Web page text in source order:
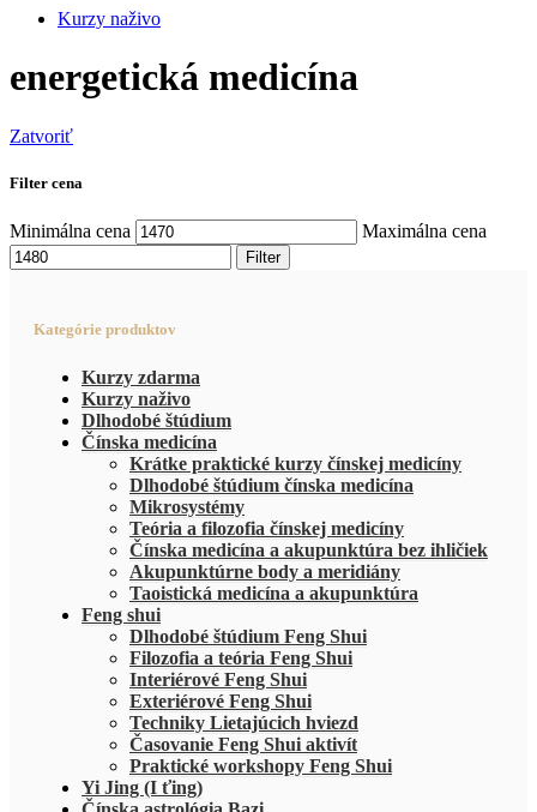
Kurzy naživo
energetická medicína
Zatvoriť
Filter cena
Minimálna cena Maximálna cena
Filter
Kategórie produktov
Kurzy zdarma
Kurzy naživo
Dlhodobé štúdium
Čínska medicína
Krátke praktické kurzy čínskej medicíny
Dlhodobé štúdium čínska medicína
Mikrosystémy
Teória a filozofia čínskej medicíny
Čínska medicína a akupunktúra bez ihličiek
Akupunktúrne body a meridiány
Taoistická medicína a akupunktúra
Feng shui
Dlhodobé štúdium Feng Shui
Filozofia a teória Feng Shui
Interiérové Feng Shui
Exteriérové Feng Shui
Techniky Lietajúcich hviezd
Časovanie Feng Shui aktivít
Praktické workshopy Feng Shui
Yi Jing (I ťing)